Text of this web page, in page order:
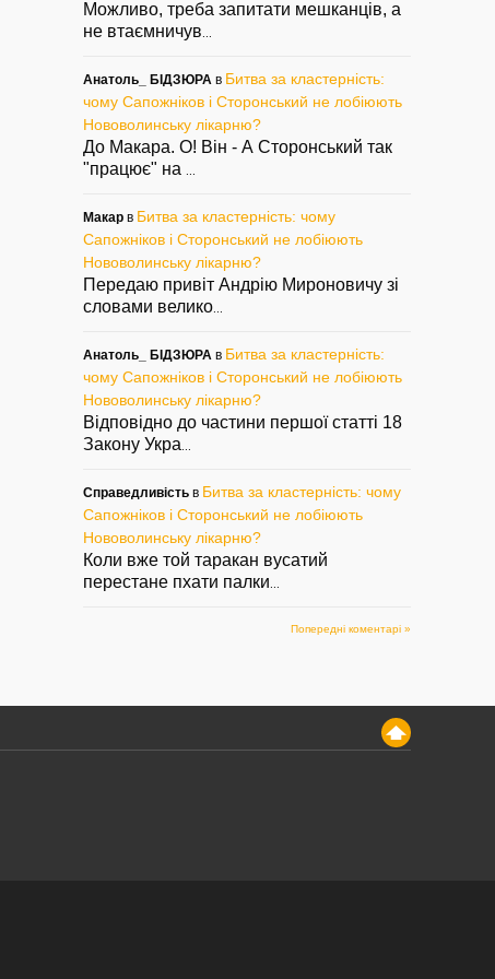
Можливо, треба запитати мешканців, а
не втаємничув
Анатоль_ БІДЗЮРА в Битва за кластерність:
чому Сапожніков і Сторонський не лобіюють
Нововолинську лікарню?
До Макара. О! Він - А Сторонський так
"працює" на
Макар в Битва за кластерність: чому
Сапожніков і Сторонський не лобіюють
Нововолинську лікарню?
Передаю привіт Андрію Мироновичу зі
словами велико
Анатоль_ БІДЗЮРА в Битва за кластерність:
чому Сапожніков і Сторонський не лобіюють
Нововолинську лікарню?
Відповідно до частини першої статті 18
Закону Укра
Справедливість в Битва за кластерність: чому
Сапожніков і Сторонський не лобіюють
Нововолинську лікарню?
Коли вже той таракан вусатий
перестане пхати палки
Попередні коментарі »